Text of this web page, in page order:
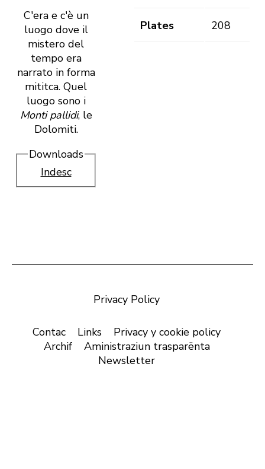
C'era e c'è un
luogo dove il
mistero del
tempo era
narrato in forma
mititca. Quel
luogo sono i
Monti pallidi, le
Dolomiti.
Downloads
Indesc
Plates 208
Privacy Policy
Contac Links
Privacy y cookie policy
Archif
Aministraziun trasparënta
Newsletter